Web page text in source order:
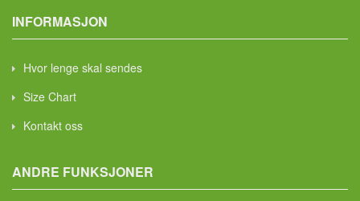
INFORMASJON
Hvor lenge skal sendes
Size Chart
Kontakt oss
ANDRE FUNKSJONER